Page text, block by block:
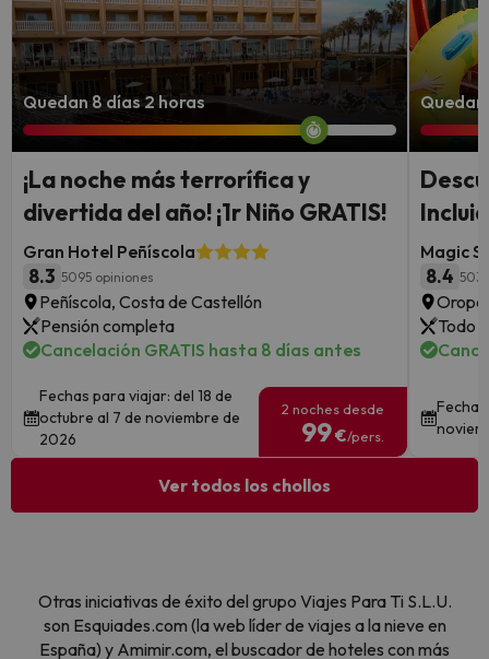
Quedan 8 días 2 horas
¡La noche más terrorífica y
divertida del año! ¡1r Niño GRATIS!
Gran Hotel Peñíscola
8.3 5095 opiniones
Peñíscola, Costa de Castellón
Pensión completa
Cancelación GRATIS hasta 8 días antes
Fechas para viajar: del 18 de
octubre al 7 de noviembre de
2026
2 noches desde
99€/pers.
Quedan
Magic
8.4 503
Todo
Ver todos los chollos
Otras iniciativas de éxito del grupo Viajes Para Ti S.L.U.
son Esquiades.com (la web líder de viajes a la nieve en
España) y Amimir.com, el buscador de hoteles con más